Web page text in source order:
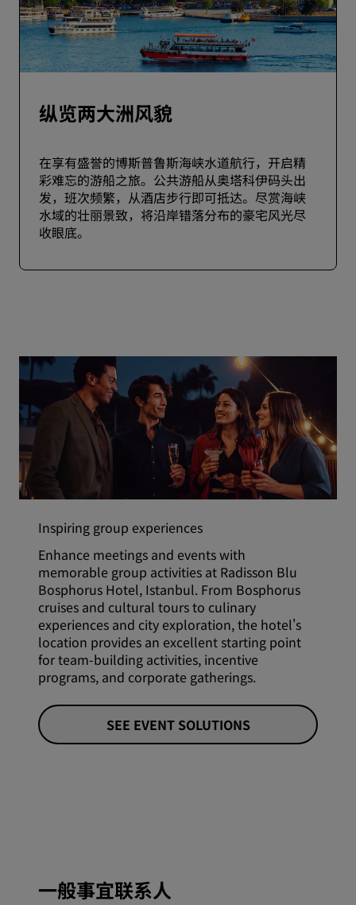
纵览两大洲风貌
在享有盛誉的博斯普鲁斯海峡水道航行，开启精
彩难忘的游船之旅。公共游船从奥塔科伊码头出
发，班次频繁，从酒店步行即可抵达。尽赏海峡
水域的壮丽景致，将沿岸错落分布的豪宅风光尽
收眼底。
Inspiring group experiences
Enhance meetings and events with
memorable group activities at Radisson Blu
Bosphorus Hotel, Istanbul. From Bosphorus
cruises and cultural tours to culinary
experiences and city exploration, the hotel's
location provides an excellent starting point
for team-building activities, incentive
programs, and corporate gatherings.
SEE EVENT SOLUTIONS
一般事宜联系人